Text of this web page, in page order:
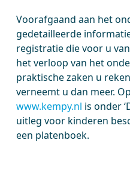
Voorafgaand aan het
gedetailleerde
registratie die voor u
het verloop van het
praktische zaken u
verneemt u dan meer.
www.kempy.nl is onder
uitleg voor kinderen
een platenboek.